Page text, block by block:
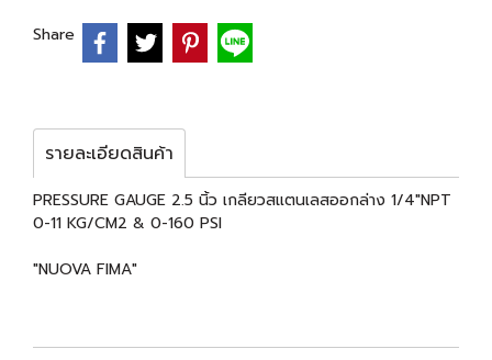
Share
รายละเอียดสินค้า
PRESSURE GAUGE 2.5 นิ้ว เกลียวสแตนเลสออกล่าง 1/4"NPT
0-11 KG/CM2 & 0-160 PSI
"NUOVA FIMA"